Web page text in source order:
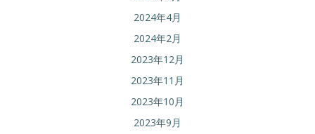
2024年4月
2024年2月
2023年12月
2023年11月
2023年10月
2023年9月